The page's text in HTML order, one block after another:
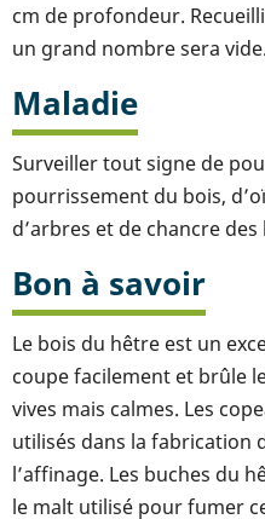
cm de profondeur.
un grand nombre sera vide.
Maladie
Surveiller tout signe de
pourrissement du bois,
d’arbres et de chancre des
Bon à savoir
Le bois du hêtre est un
coupe facilement et brûle
vives mais calmes. Les
utilisés dans la fabrication
l’affinage. Les buches du
le malt utilisé pour fumer